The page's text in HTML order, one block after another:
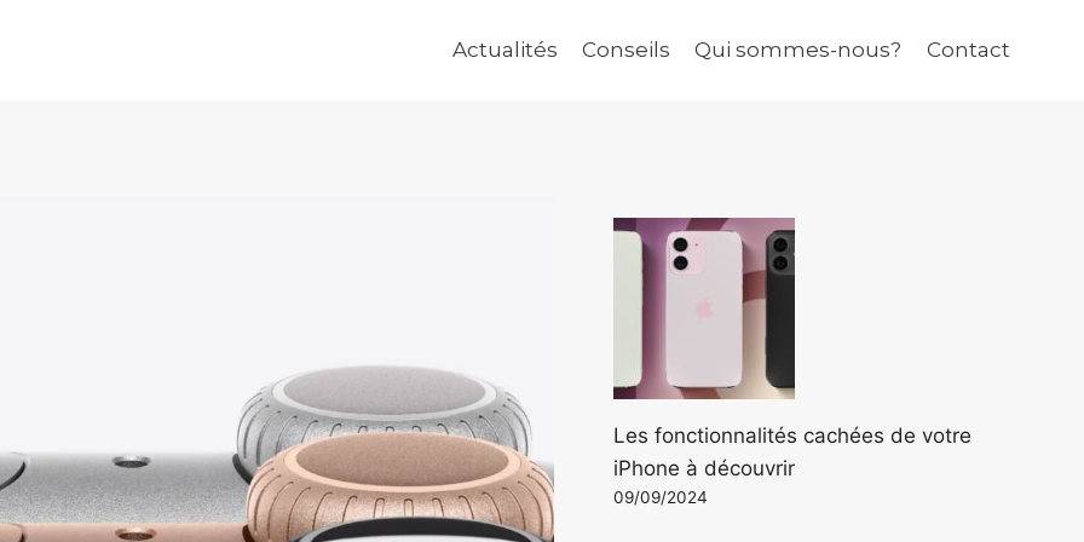
Actualités Conseils Qui sommes-nous? Contact
Les fonctionnalités cachées de votre
iPhone à découvrir
09/09/2024